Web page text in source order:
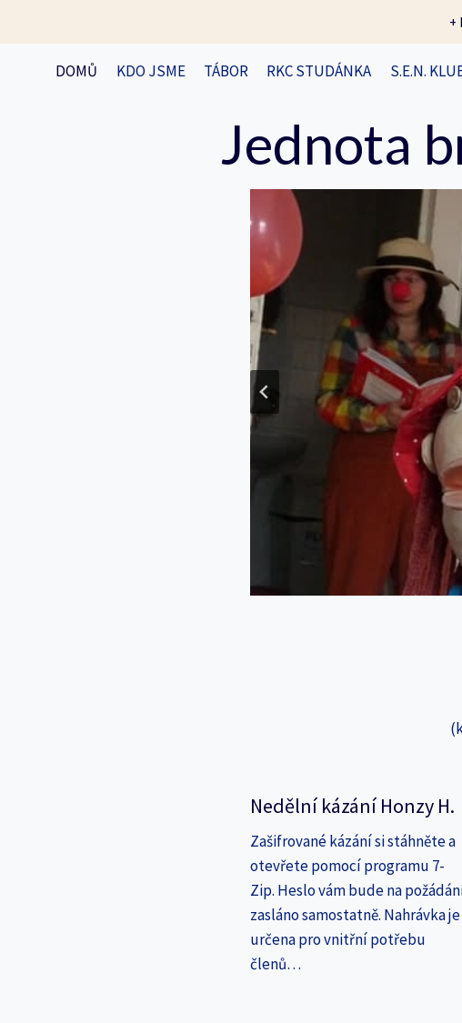
+
DOMŮ KDO JSME TÁBOR RKC STUDÁNKA S.E.N.
Jednota
Nedělní kázání Honzy H.
Zašifrované kázání si stáhněte a
otevřete pomocí programu 7-
Zip. Heslo vám bude na
zasláno samostatně. Nahrávka je
určena pro vnitřní potřebu
členů…